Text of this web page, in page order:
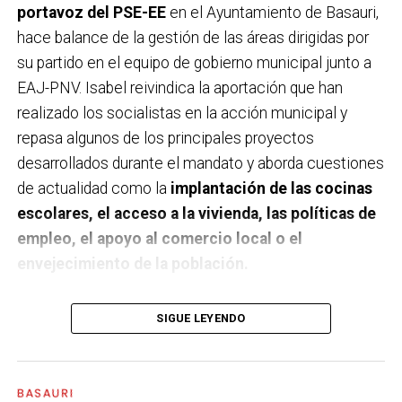
portavoz del PSE-EEen el Ayuntamiento de Basauri,
hace balance de la gestión de las áreas dirigidas por
su partido en el equipo de gobierno municipal junto a
EAJ-PNV. Isabel reivindica la aportación que han
realizado los socialistas en la acción municipal y
repasa algunos de los principales proyectos
desarrollados durante el mandato y aborda cuestiones
de actualidad como la implantación de las cocinas
escolares, el acceso a la vivienda, las políticas de
empleo, el apoyo al comercio local o el
envejecimiento de la población.
A un año de acabar la legislatura, ¿qué balance
haces de la gestión del PSE en tus áreas dentro
del equipo de gobierno y qué proyectos
SIGUE LEYENDO
BASAURI